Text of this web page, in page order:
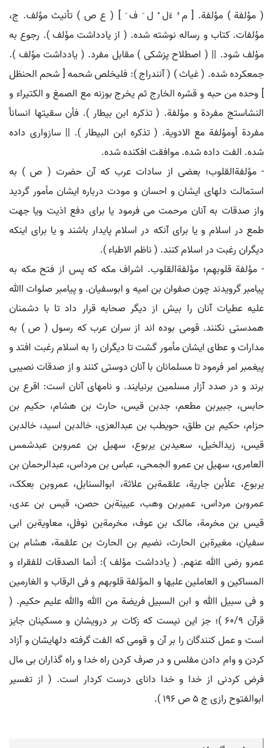
( مؤلفة ) مؤلفة. [ م ُ ءَل ْ ل َ ف َ ] ( ع ص ) تأنیث مؤلف. ج،
مؤلفات. کتاب و رساله نوشته شده. ( از یادداشت مؤلف ). رجوع به
مؤلف شود. || ( اصطلاح پزشکی ) مقابل مفرد. ( یادداشت مؤلف ).
جمعکرده شده. ( غیاث ) ( آنندراج ): فلیخلص شحمه [ شحم الحنظل
] وحده من حبه و قشره الخارج ثم یخرج بوزنه مع الصمغ و الکتیراء و
النشاستج مفردة و مؤلفة. ( تذکره ابن بیطار ). فأن سقیتها انساناً
مفردة أومؤلفة مع الادویة. ( تذکره ابن البیطار ). || سازواری داده
شده. الفت داده شده. موافقت افکنده شده.
- مؤلفةالقلوب؛ بعضی از سادات عرب که آن حضرت ( ص ) به
استمالت دلهای ایشان و احسان و مودت درباره ایشان مأمور گردید
واز صدقات به آنان مرحمت می فرمود یا برای دفع اذیت ویا جهت
طمع در اسلام و یا برای آنکه در اسلام پایدار باشند و یا برای اینکه
دیگران رغبت در اسلام کنند. ( ناظم الاطباء ).
- مؤلفة قلوبهم؛ مؤلفةالقلوب. اشراف مکه که پس از فتح مکه به
پیامبر گرویدند چون صفوان بن امیه و ابوسفیان. و پیامبر صلوات اﷲ
علیه عطیات آنان را بیش از دیگر صحابه قرار داد تا با دشمنان
همدستی نکنند. قومی بوده اند از سران عرب که رسول ( ص ) به
مدارات و عطای ایشان مأمور گشت تا دیگران را به اسلام رغبت افتد و
پیغمبر امر فرمود تا مسلمانان با آنان دوستی کنند و از صدقات نصیبی
برند و در صدد آزار مسلمین برنیایند. و نامهای آنان است: اقرع بن
حابس، جبیربن مطعم، جدبن قیس، حارث بن هشام، حکیم بن
حزام، حکیم بن طلق، حویطب بن عبدالعزی، خالدبن اسید، خالدبن
قیس، زیدالخیل، سعیدبن یربوع، سهیل بن عمروبن عبدشمس
العامری، سهیل بن عمرو الجمحی، عباس بن مرداس، عبدالرحمان بن
یربوع، علأبن جاریة، علقمةبن علاثة، ابوالسنابل، عمروبن بعکک،
عمروبن مرداس، عمیربن وهب، عیینةبن حصن، قیس بن عدی،
قیس بن مخرمة، مالک بن عوف، مخرمةبن نوفل، معاویةبن ابی
سفیان، مغیرةبن الحارث، نضیم بن الحارث بن علقمة، هشام بن
عمرو رضی اﷲ عنهم. ( یادداشت مؤلف ): اًنما الصدقات للفقراء و
المساکین و العاملین علیها و المؤلفة قلوبهم و فی الرقاب و الغارمین
و فی سبیل اﷲ و ابن السبیل فریضة من اﷲ واﷲ علیم حکیم. (
قرآن 60/9 )؛ جز این نیست که زکات بر درویشان و مسکینان جایز
است و عمل کنندگان را بر آن و قومی که الفت گرفته دلهایشان و آزاد
کردن و وام دادن مفلس و در صرف کردن راه خدا و راه گذاران بی مال
فرض کردنی از خدا و خدا دانای درست کردار است. ( از تفسیر
ابوالفتوح رازی ج 5 ص 196 ).